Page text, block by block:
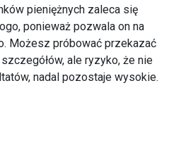
pieniężnych zaleca się
ponieważ pozwala on na
Możesz próbować przekazać
ale ryzyko, że nie
nadal pozostaje wysokie.